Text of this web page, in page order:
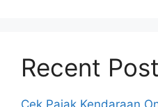
Recent
Cek Pajak Kendaraan